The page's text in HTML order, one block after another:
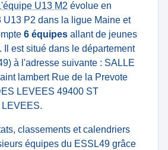
U13 M2 évolue en
U13 P2 dans la ligue Maine et
6 équipes allant de jeunes
Il est situé dans le département
à l'adresse suivante : SALLE
lambert Rue de la Prevote
LEVEES 49400 ST
classements et calendriers
équipes du ESSL49 grâce